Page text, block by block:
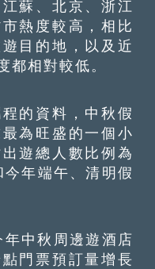
蘇、北京、浙江
熱度較高，相比
目的地，以及近
都相對較低。
的資料，中秋假
為旺盛的一個小
遊總人數比例為
年端午、清明假
中秋周邊遊酒店
門票預訂量增長